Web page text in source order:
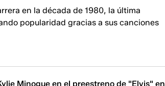
en la década de 1980, la última
popularidad gracias a sus canciones
Minogue en el preestreno de "Elvis" en